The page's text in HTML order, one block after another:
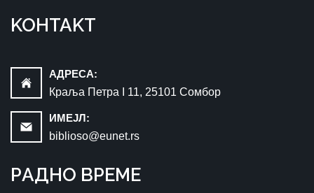
KOНTAKT
AДРEСA:
Краља Петра I 11, 25101 Сомбор
ИМEЈЛ:
biblioso@eunet.rs
РAДНO ВРЕМЕ